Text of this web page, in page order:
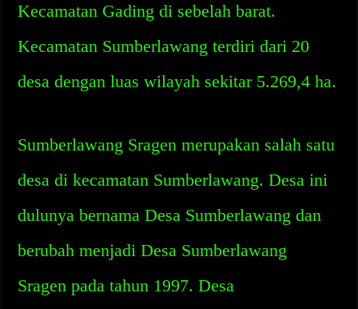
Kecamatan Gading di sebelah barat.
Kecamatan Sumberlawang terdiri dari 20
desa dengan luas wilayah sekitar 5.269,4 ha.
Sumberlawang Sragen merupakan salah satu
desa di kecamatan Sumberlawang. Desa ini
dulunya bernama Desa Sumberlawang dan
berubah menjadi Desa Sumberlawang
Sragen pada tahun 1997. Desa